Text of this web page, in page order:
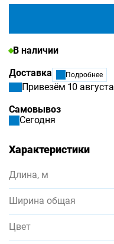
В наличии
Доставка
Подробнее
Привезём 10 августа
Самовывоз
Сегодня
Характеристики
Длина, м
Ширина общая
Цвет